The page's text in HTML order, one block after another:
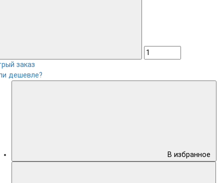
заказ
дешевле?
В избранное